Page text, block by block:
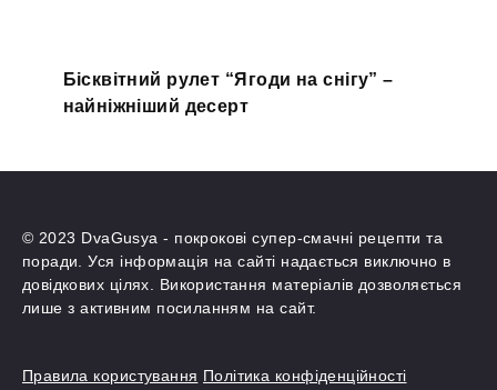
Бісквітний рулет “Ягоди на снігу” –
найніжніший десерт
© 2023 DvaGusya - покрокові супер-смачні рецепти та
поради. Уся інформація на сайті надається виключно в
довідкових цілях. Використання матеріалів дозволяється
лише з активним посиланням на сайт.
Правила користування Політика конфіденційності